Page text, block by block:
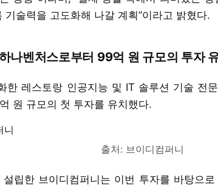
기술력을 고도화해 나갈 계획”이라고 밝혔다.
나벤처스로부터 99억 원 규모의 투자
한 레스토랑 인공지능 및 IT 솔루션 기술 전
원 규모의 첫 투자를 유치했다.
출처: 브이디컴퍼니
립한 브이디컴퍼니는 이번 투자를 바탕으